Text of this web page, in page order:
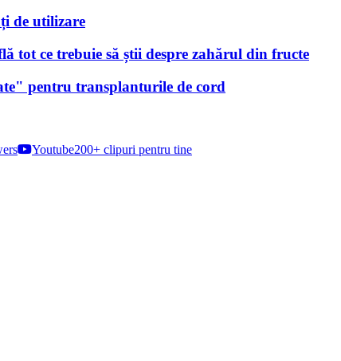
de utilizare
tot ce trebuie să știi despre zahărul din fructe
pentru transplanturile de cord
Youtube200+ clipuri pentru tine